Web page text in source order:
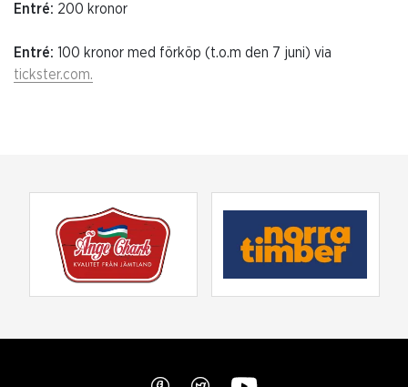
Entré: 200 kronor
Entré: 100 kronor med förköp (t.o.m den 7 juni) via
tickster.com.